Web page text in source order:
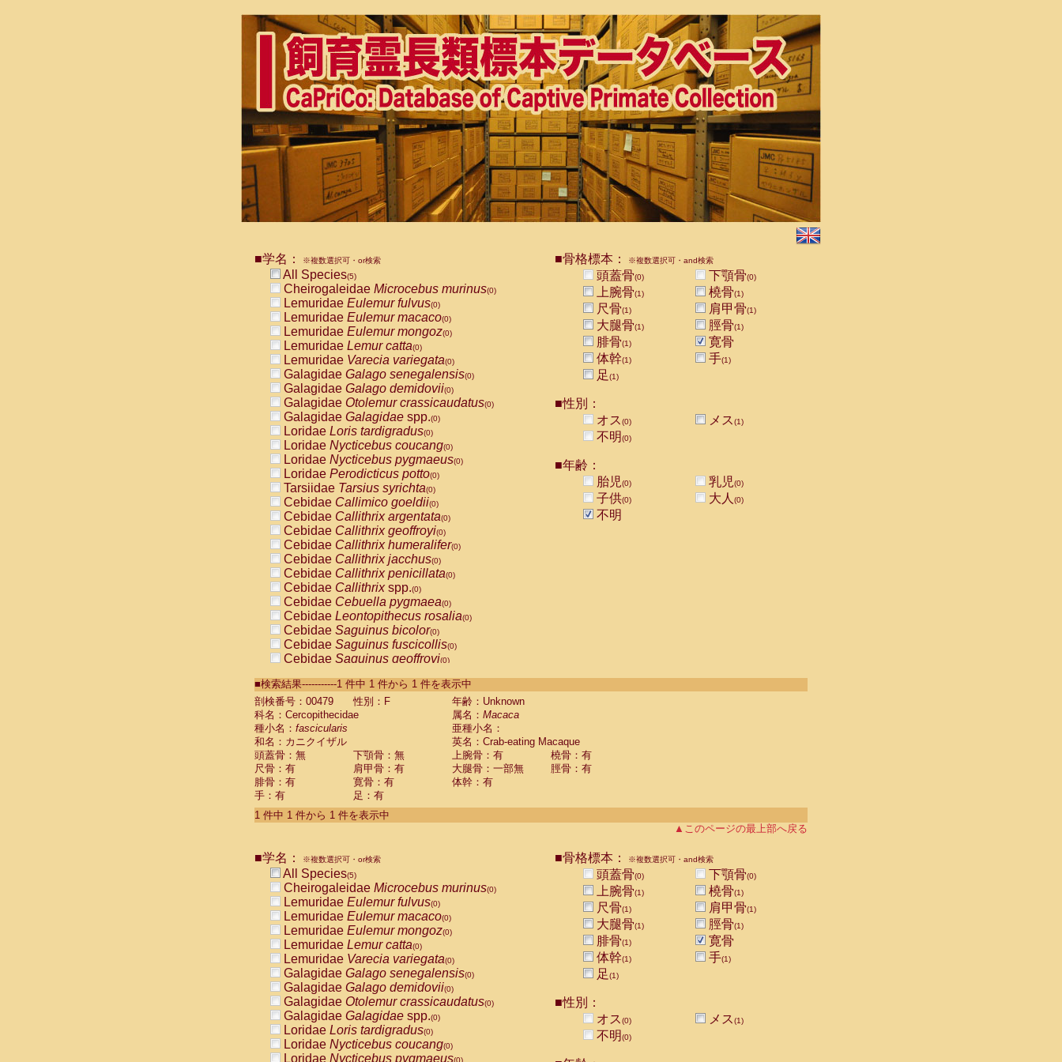
■学名： ※複数選択可・or検索
All Species(5)
Cheirogaleidae Microcebus murinus(0)
Lemuridae Eulemur fulvus(0)
Lemuridae Eulemur macaco(0)
Lemuridae Eulemur mongoz(0)
Lemuridae Lemur catta(0)
Lemuridae Varecia variegata(0)
Galagidae Galago senegalensis(0)
Galagidae Galago demidovii(0)
Galagidae Otolemur crassicaudatus(0)
Galagidae Galagidae spp.(0)
Loridae Loris tardigradus(0)
Loridae Nycticebus coucang(0)
Loridae Nycticebus pygmaeus(0)
Loridae Perodicticus potto(0)
Tarsiidae Tarsius syrichta(0)
Cebidae Callimico goeldii(0)
Cebidae Callithrix argentata(0)
Cebidae Callithrix geoffroyi(0)
Cebidae Callithrix humeralifer(0)
Cebidae Callithrix jacchus(0)
Cebidae Callithrix penicillata(0)
Cebidae Callithrixspp.(0)
Cebidae Cebuella pygmaea(0)
Cebidae Leontopithecus rosalia(0)
Cebidae Saguinus bicolor(0)
Cebidae Saguinus fuscicollis(0)
Cebidae Saguinus geoffroyi(0)
CebidaeSaguinus labiatus(0)
Cebidae Saguinus leucopus (0)
CebidaeSaguinus midas
CebidaeSaguinus mystax
CebidaeSaguinus nigricollis (1)
Cebidae Saguinus oedipus
Cebidae Saguinus weddelli
Cebidae Saguinusspp.
Cebidae Aotus trivirgatus
Cebidae Cebus albifrons
CebidaeCebus nigrivittatus
CebidaeCebus
CebidaeSaimiri boliviensis(0)
CebidaeSaimiri sciureus(0)
AtelidaeAlouatta caraya(0)
AtelidaeAlouatta fusca(0)
AtelidaeAlouatta seniculus
AtelidaeAlouattaspp.(0)
AtelidaeAteles belzebuth(0)
AtelidaeAteles geoffroyi(0)
AtelidaeAteles paniscus(0)
AtelidaeAtelesspp.(0)
Atelidae Lagothrix lagothricha
AtelidaeLagothrix lagothricha cana
PitheciidaeCacajao calvus rubicundus
■骨格標本： ※複数選択可・and検索
頭蓋骨(0) 下顎骨(0)
上腕骨(1) 橈骨(1)
尺骨(1) 肩甲骨(1)
大腿骨(1) 脛骨(1)
腓骨(1)
寛骨
体幹(1) 手(1)
足(1)
■性別：
オス(0) メス(1)
不明(0)
■年齢：
胎児(0) 乳児(0)
子供(0) 大人 (0)
不明
■検索結果-----------1 件中 1 件から 1 件を表示中
剖検番号：00479
性別：F
年齢：Unknown
科名：Cercopithecidae
属名： Macaca
種小名： fascicularis
亜種小名：
和名：カニクイザル
英名：Crab-eating Macaque
頭蓋骨：無
下顎骨：無 上腕骨：有
橈骨：有
尺骨：有
肩甲骨：有 大腿骨：一部無
脛骨：有
腓骨：有
寛骨：有
体幹：有
手：有
足：有
1 件中 1 件から 1 件を表示中
▲このページの最上部へ戻る
■学名： ※複数選択可・or検索
All Species(5)
Cheirogaleidae Microcebus murinus(0)
Lemuridae Eulemur fulvus(0)
Lemuridae Eulemur macaco(0)
Lemuridae Eulemur mongoz(0)
Lemuridae Lemur catta(0)
Lemuridae Varecia variegata(0)
Galagidae Galago senegalensis(0)
Galagidae Galago demidovii(0)
Galagidae Otolemur crassicaudatus(0)
Galagidae Galagidae spp.(0)
Loridae Loris tardigradus(0)
Loridae Nycticebus coucang(0)
Loridae Nycticebus pygmaeus(0)
■骨格標本： ※複数選択可・and検索
頭蓋骨(0) 下顎骨(0)
上腕骨(1) 橈骨(1)
尺骨(1) 肩甲骨(1)
大腿骨(1) 脛骨(1)
腓骨(1)
寛骨
体幹(1) 手(1)
足(1)
■性別：
オス(0) メス(1)
不明(0)